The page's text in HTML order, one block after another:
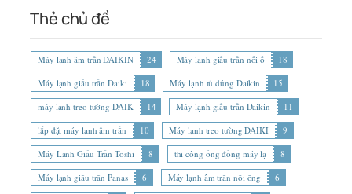
Thẻ chủ đề
Máy lạnh âm trần DAIKIN 24 Máy lạnh giấu trần nối ố
18
Máy lạnh giấu trần Daiki
18 Máy lạnh tủ đứng Daikin
15
máy lạnh treo tường DAIK
14 Máy lạnh giấu trần Daikin
11
lắp đặt máy lạnh âm trần
10 Máy lạnh treo tường DAIKI
9
Máy Lạnh Giấu Trần Toshi
8 thi công ống đồng máy lạ
8
Máy lạnh giấu trần Panas
6 Máy lạnh âm trần nối ống
6